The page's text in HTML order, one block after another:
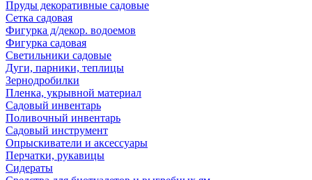
Пруды декоративные садовые
Сетка садовая
Фигурка д/декор. водоемов
Фигурка садовая
Светильники садовые
Дуги, парники, теплицы
Зернодробилки
Пленка, укрывной материал
Садовый инвентарь
Поливочный инвентарь
Садовый инструмент
Опрыскиватели и аксессуары
Перчатки, рукавицы
Сидераты